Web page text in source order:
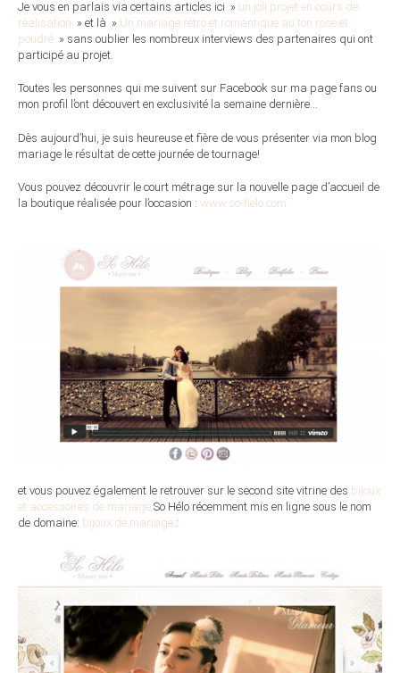
Je vous en parlais via certains articles ici » un joli projet en cours de
réalisation » et là » Un mariage rétro et romantique au ton rose et
poudré » sans oublier les nombreux interviews des partenaires qui ont
participé au projet.
Toutes les personnes qui me suivent sur Facebook sur ma page fans ou
mon profil l’ont découvert en exclusivité la semaine dernière…
Dès aujourd’hui, je suis heureuse et fière de vous présenter via mon blog
mariage le résultat de cette journée de tournage!
Vous pouvez découvrir le court métrage sur la nouvelle page d’accueil de
la boutique réalisée pour l’occasion : www.so-helo.com
et vous pouvez également le retrouver sur le second site vitrine des bijoux
et accessoires de mariage So Hélo récemment mis en ligne sous le nom
de domaine: bijoux de mariage :